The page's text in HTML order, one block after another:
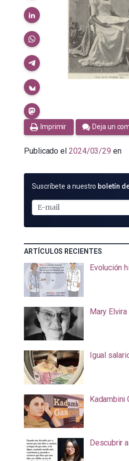
Imprimir Deja un
Publicado el 2024/03/29 en
SUSCRÍBETE
E-
MAIL
Suscríbete a nuestro boletín
ARTÍCULOS RECIENTES
Evolución
Mary
Igual
Kadambini
Descubrir